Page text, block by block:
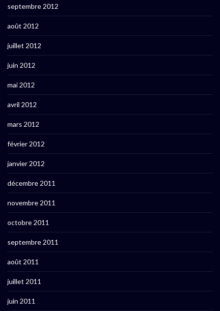
septembre 2012
août 2012
juillet 2012
juin 2012
mai 2012
avril 2012
mars 2012
février 2012
janvier 2012
décembre 2011
novembre 2011
octobre 2011
septembre 2011
août 2011
juillet 2011
juin 2011